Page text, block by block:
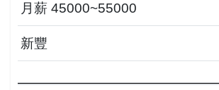
月薪 45000~55000
新豐